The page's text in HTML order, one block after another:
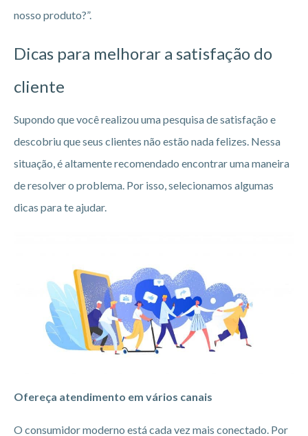
nosso produto?”.
Dicas para melhorar a satisfação do
cliente
Supondo que você realizou uma pesquisa de satisfação e
descobriu que seus clientes não estão nada felizes. Nessa
situação, é altamente recomendado encontrar uma maneira
de resolver o problema. Por isso, selecionamos algumas
dicas para te ajudar.
Ofereça atendimento em vários canais
O consumidor moderno está cada vez mais conectado. Por